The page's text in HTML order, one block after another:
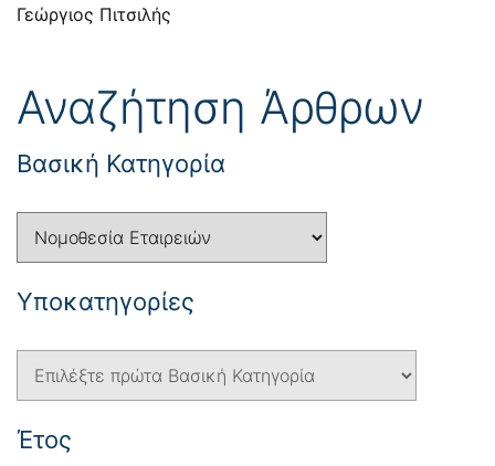
Γεώργιος Πιτσιλής
Αναζήτηση Άρθρων
Βασική Κατηγορία
Yποκατηγορίες
Έτος